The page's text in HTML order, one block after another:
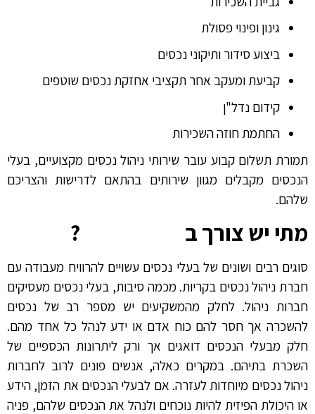
גינון ופינוי פסולת
ביצוע סידור ותיקוני נכסים
קביעת ומעקב אחר תקציבי אחזקת נכסים שוטפים
קידום נדל"ן
החתמת חוזה השכירות
תמורת תשלום קבוע עובר שירותי ניהול נכסים מקצועיים, בעלי
הנכסים מקבלים מגוון שירותים בהתאם לדרישות והצריכם
שלהם.
מתי יש צורך ב ?
סוגים רבים ושונים של בעלי נכסים עשויים להרוויח מעבודה עם
חברת ניהול נכסים בקריות. מכמה סיבות, בעלי נכסים מעסיקים
חברות ניהול. לחלק מהמשקיעים יש מספר רב של נכסים
להשכרה אך חסר להם כוח אדם או ידע לנהל כל אחד מהם.
חלק מבעלי הנכסים דואגים אך ורק ליתרונות הכספיים של
השכרת בתיהם. במקרים כאלה, אנשים פונים לרוב לחברות
ניהול נכסים מיוחדות לעזרה. אם לבעלי הנכסים את הזמן, הידע
או היכולת הפיזית להיות נוכחים ולנהל את הנכסים שלהם, פניה